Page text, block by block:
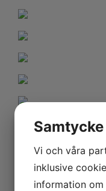
Vi och våra
inklusive
information